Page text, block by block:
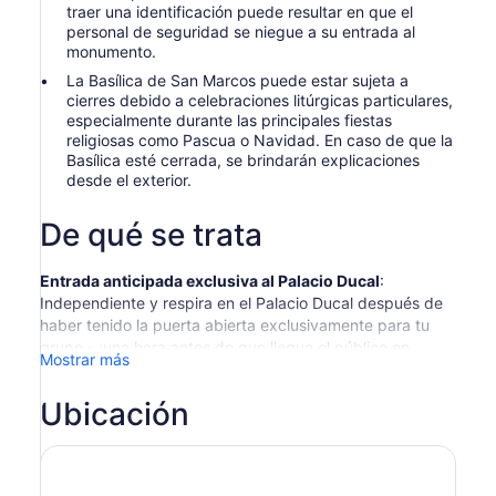
traer una identificación puede resultar en que el
personal de seguridad se niegue a su entrada al
monumento.
La Basílica de San Marcos puede estar sujeta a
cierres debido a celebraciones litúrgicas particulares,
especialmente durante las principales fiestas
religiosas como Pascua o Navidad. En caso de que la
Basílica esté cerrada, se brindarán explicaciones
desde el exterior.
De qué se trata
Entrada anticipada exclusiva al Palacio Ducal:
Independiente y respira en el Palacio Ducal después de
haber tenido la puerta abierta exclusivamente para tu
grupo - ¡una hora antes de que llegue el público en
general! Nota: Esto solo es posible con la hora de reserva
Combine los dos principales lugares de interés de
Venecia en un recorrido extraordinario dirigido por un
Mostrar más
Ubicación